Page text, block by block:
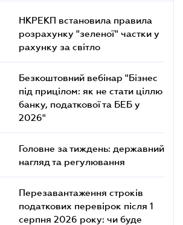
НКРЕКП встановила правила
розрахунку "зеленої" частки у
рахунку за світло
Безкоштовний вебінар "Бізнес
під прицілом: як не стати ціллю
банку, податкової та БЕБ у
2026"
Головне за тиждень: державний
нагляд та регулювання
Перезавантаження строків
податкових перевірок після 1
серпня 2026 року: чи буде